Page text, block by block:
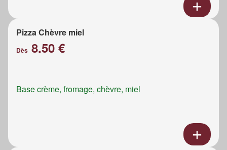
Pizza Chèvre miel
Dès 8.50 €
Base crème, fromage, chèvre, miel